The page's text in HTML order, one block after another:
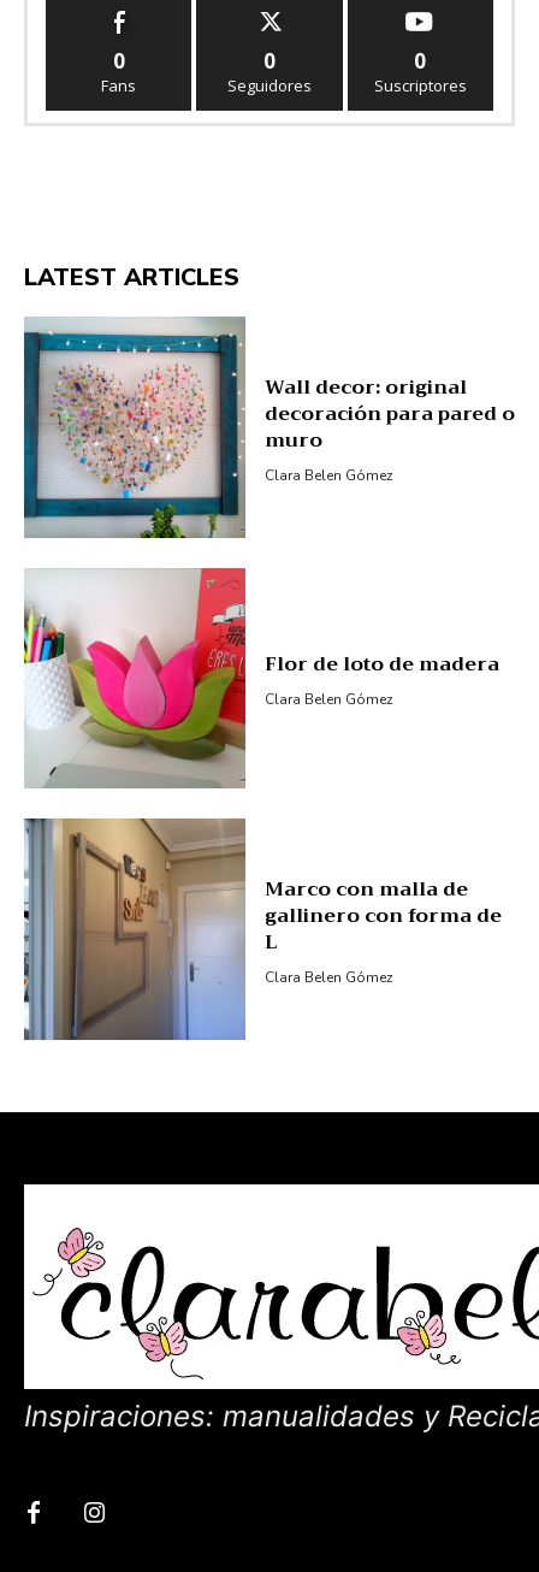
0
Fans
0
Seguidores
0
Suscriptores
LATEST ARTICLES
Wall decor: original
decoración para pared o
muro
Clara Belen Gómez
Flor de loto de madera
Clara Belen Gómez
Marco con malla de
gallinero con forma de
L
Clara Belen Gómez
Inspiraciones: manualidades y